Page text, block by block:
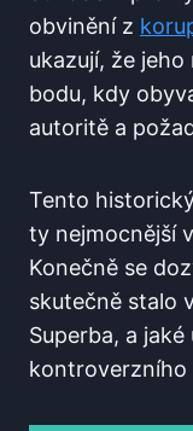
obvinění z
ukazují, že
bodu, kdy
autoritě a
Tento
ty nejmocnější
Konečně se
skutečně stalo
Superba, a
kontroverzního